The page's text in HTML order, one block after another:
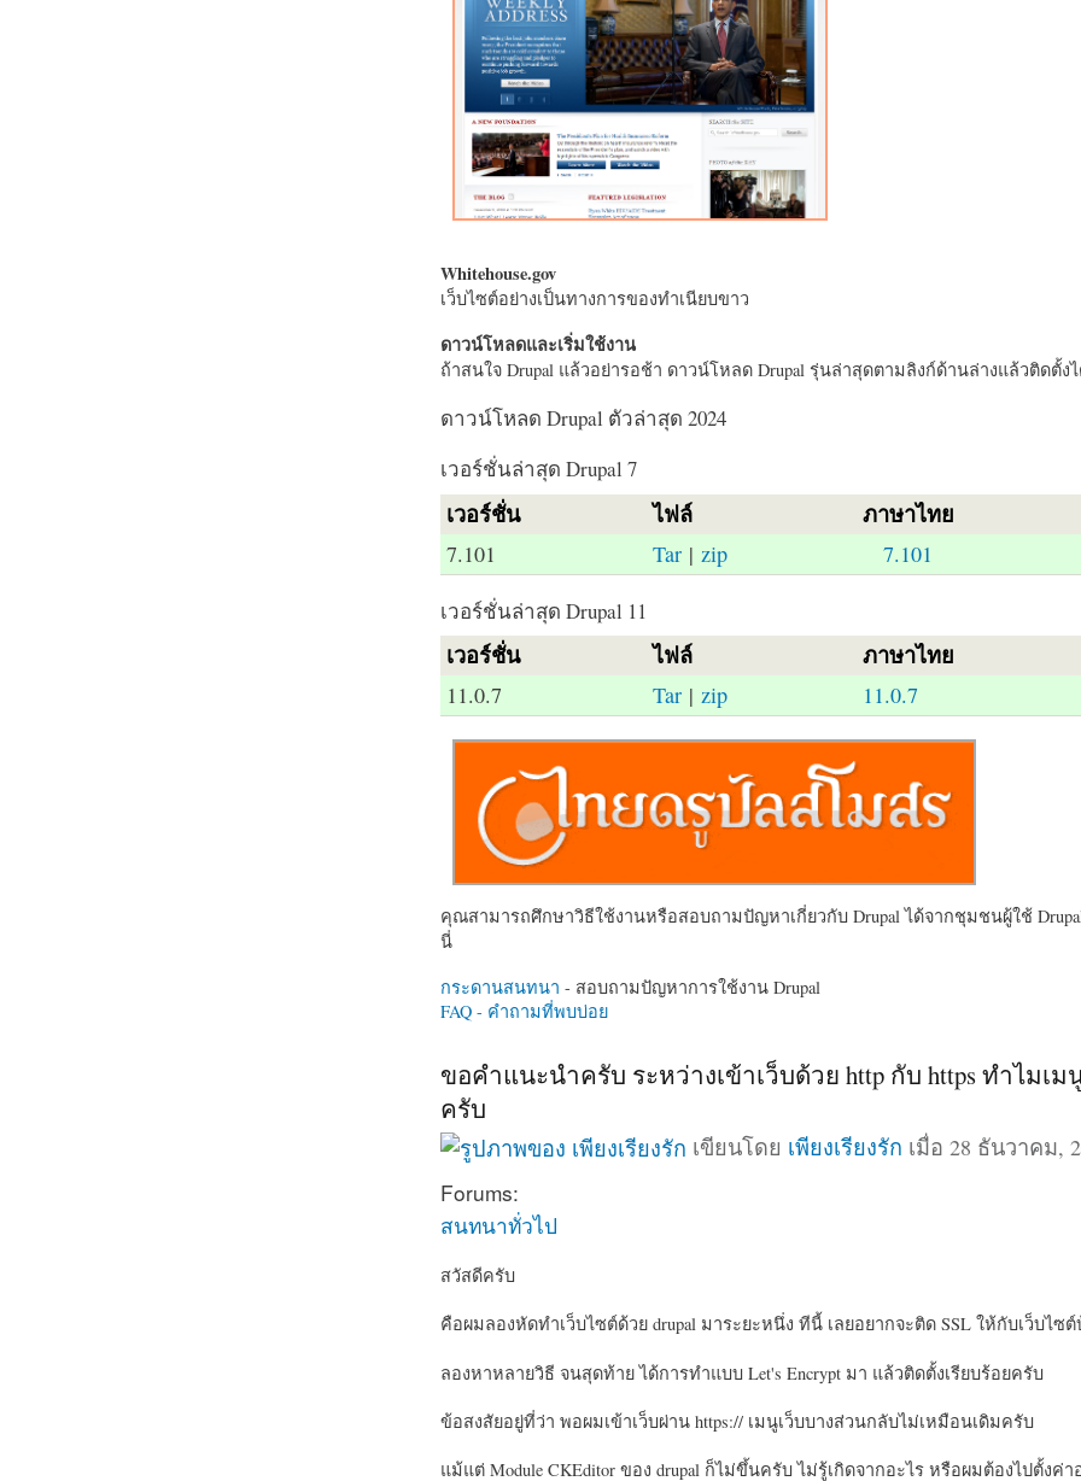
Whitehouse.gov
เว็บไซต์อย่างเป็นทางการของทำเนียบขาว
ดาวน์โหลดและเริ่มใช้งาน
ถ้าสนใจ Drupal แล้วอย่ารอช้า ดาวน์โหลด Drupal รุ่นล่าสุดตามลิงก์ด้านล่างแล้วติดตั้ง
ดาวน์โหลด Drupal ตัวล่าสุด 2024
เวอร์ชั่นล่าสุด Drupal 7
เวอร์ชั่น ไฟล์ ภาษาไทย
7.101 Tar| zip 7.101
เวอร์ชั่นล่าสุด Drupal 11
เวอร์ชั่น ไฟล์ ภาษาไทย
11.0.7 Tar| zip 11.0.7
คุณสามารถศึกษาวิธีใช้งานหรือสอบถามปัญหาเกี่ยวกับ Drupal ได้จากชุมชนผู้ใช้
นี่
กระดานสนทนา - สอบถามปัญหาการใช้งาน Drupal
FAQ - คำถามที่พบบ่อย
ขอคำแนะนำครับ ระหว่างเข้าเว็บด้วย http กับ https ทำไมเ
ครับ
เขียนโดย เพียงเรียงรัก เมื่อ 28 ธันวาคม,
Forums:
สนทนาทั่วไป
สวัสดีครับ
คือผมลองหัดทำเว็บไซต์ด้วย drupal มาระยะหนึ่ง ทีนี้ เลยอยากจะติด SSL ให้กับเว็บไซ
ลองหาหลายวิธี จนสุดท้าย ได้การทำแบบ Let's Encrypt มา แล้วติดตั้งเรียบร้อยครับ
ข้อสงสัยอยู่ที่ว่า พอผมเข้าเว็บผ่าน https:// เมนูเว็บบางส่วนกลับไม่เหมือนเดิมครับ
แม้แต่ Module CKEditor ของ drupal ก็ไม่ขึ้นครับ ไม่รู้เกิดจากอะไร หรือผมต้องไปตั้งค่า